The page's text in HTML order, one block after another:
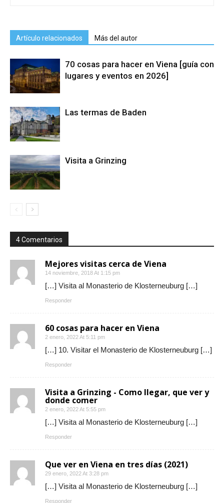
Artículo relacionados Más del autor
70 cosas para hacer en Viena [guía con
lugares y eventos en 2026]
Las termas de Baden
Visita a Grinzing
4 Comentarios
Mejores visitas cerca de Viena
14 noviembre, 2018 At 1:15 pm
[…] Visita al Monasterio de Klosterneuburg […]
Responder
60 cosas para hacer en Viena
2 enero, 2022 At 5:11 pm
[…] 10. Visitar el Monasterio de Klosterneuburg […]
Responder
Visita a Grinzing - Como llegar, que ver y
donde comer
2 enero, 2022 At 5:55 pm
[…] Visita al Monasterio de Klosterneuburg […]
Responder
Que ver en Viena en tres días (2021)
29 enero, 2022 At 3:28 pm
[…] Visita al Monasterio de Klosterneuburg […]
Responder